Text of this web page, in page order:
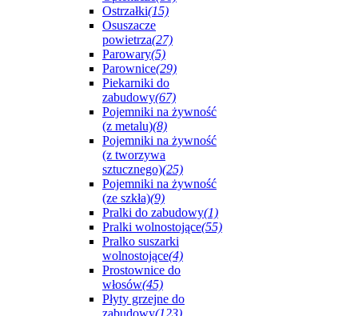
Ostrzałki(15)
Osuszacze
powietrza(27)
Parowary(5)
Parownice(29)
Piekarniki do
zabudowy(67)
Pojemniki na żywność
(z metalu)(8)
Pojemniki na żywność
(z tworzywa
sztucznego)(25)
Pojemniki na żywność
(ze szkła)(9)
Pralki do zabudowy(1)
Pralki wolnostojące(55)
Pralko suszarki
wolnostojące(4)
Prostownice do
włosów(45)
Płyty grzejne do
zabudowy(123)